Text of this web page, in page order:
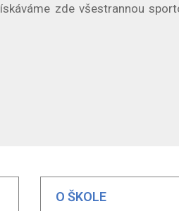
zde všestrannou
O ŠKOLE